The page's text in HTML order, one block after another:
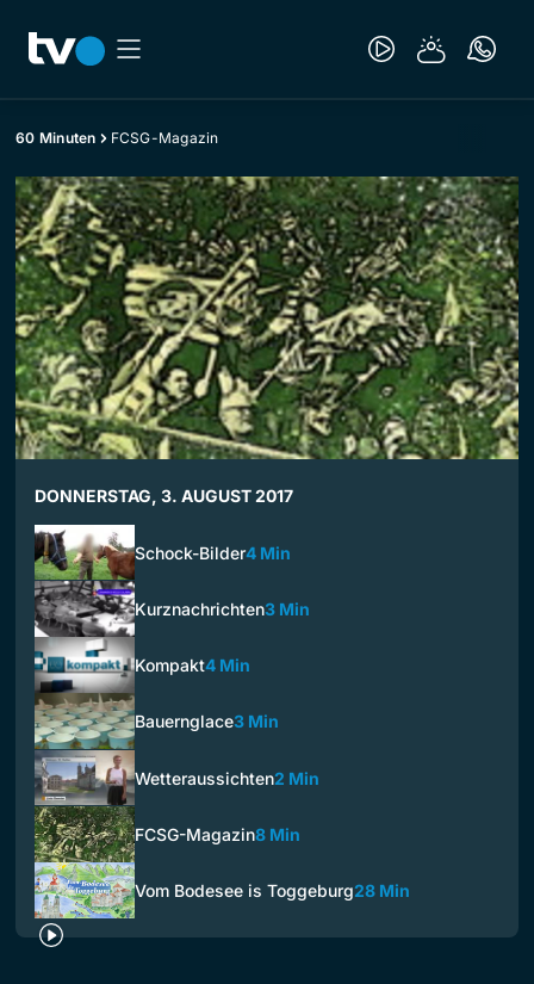
60 Minuten FCSG-Magazin
DONNERSTAG, 3. AUGUST 2017
Schock-Bilder4 Min
Kurznachrichten3 Min
Kompakt4 Min
Bauernglace3 Min
Wetteraussichten2 Min
FCSG-Magazin8 Min
Vom Bodesee is Toggeburg28 Min